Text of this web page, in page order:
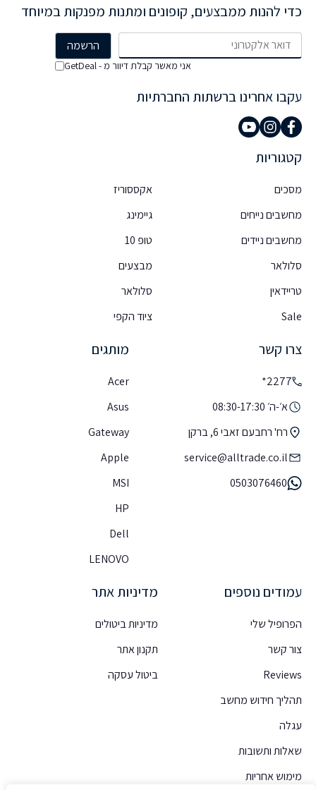
קטגוריות
מסכים
מחשבים נייחים
מחשבים ניידים
סלולאר
טריידאין
Sale
אקססוריז
גיימינג
טופ 10
מבצעים
סלולאר
ציוד הקפי
מותגים
Acer
Asus
Gateway
Apple
MSI
HP
Dell
LENOVO
עמודים נוספים
הפרופיל שלי
צור קשר
Reviews
תהליך חידוש מחשב
עגלה
שאלות ותשובות
מימוש אחריות
צרו קשר
2277*
א׳-ה׳ 08:30-17:30
רח' רחבעם זאבי 6, ברקן
service@alltrade.co.il
0503076460
מדיניות אתר
מדיניות ביטולים
תקנון אתר
ביטול עסקה
כדי להנות ממבצעים, קופונים ומתנות מפנקות במיוחד
אני מאשר קבלת דיוור מ - GetDeal
עקבו אחרינו ברשתות החברתיות